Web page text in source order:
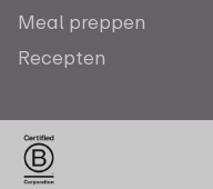
Meal preppen
Recepten